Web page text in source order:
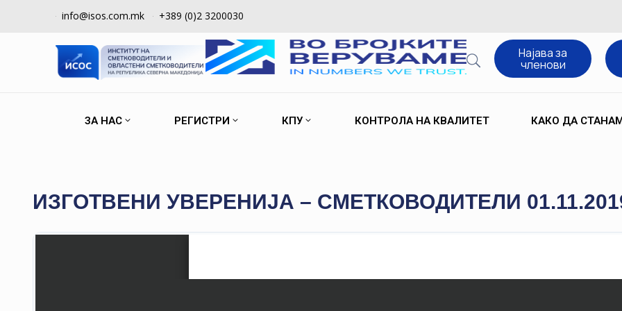
info@isos.com.mk +389 (0)2 3200030
Најава за
членови
ЗА НАС РЕГИСТРИ КПУ КОНТРОЛА НА КВАЛИТЕТ КАКО ДА
ИЗГОТВЕНИ УВЕРЕНИЈА – СМЕТКОВОДИТЕЛИ